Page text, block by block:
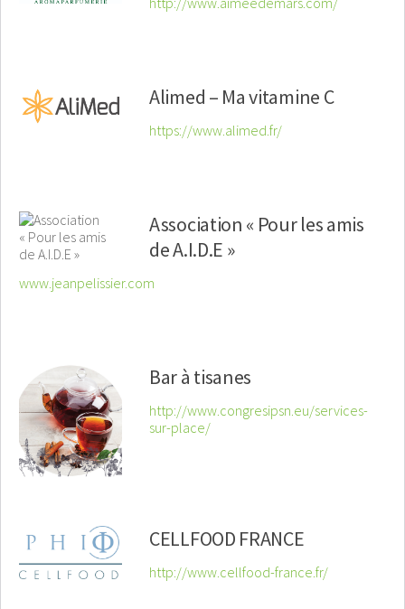
Alimed – Ma vitamine C
https://www.alimed.fr/
Association « Pour les amis
de A.I.D.E »
www.jeanpelissier.com
Bar à tisanes
http://www.congresipsn.eu/services-
sur-place/
CELLFOOD FRANCE
http://www.cellfood-france.fr/